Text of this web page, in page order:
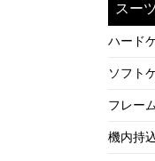
スー
ハード
ソフト
フレー
機内持